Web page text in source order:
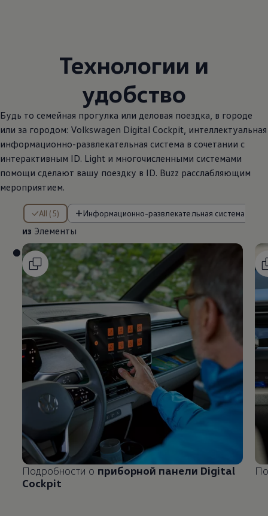
Технологии и
удобство
Будь то семейная прогулка или деловая поездка, в городе
или за городом: Volkswagen Digital Cockpit, интеллектуальная
информационно-развлекательная система в сочетании с
интерактивным ID. Light и многочисленными системами
помощи сделают вашу поездку в ID. Buzz расслабляющим
мероприятием.
All (5) Информационно-развлекательная система (2)
из Элементы
из Элементы
Подробности о приборной панели Digital
Cockpit